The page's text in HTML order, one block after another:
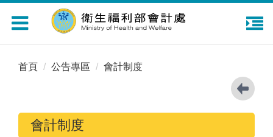
Toggle
navigation
首頁 公告專區 會計制度
會計制度